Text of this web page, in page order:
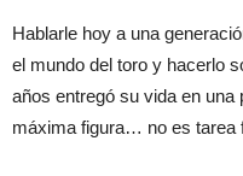
Hablarle hoy a una
el mundo del toro y hacerlo
años entregó su vida en una
máxima figura… no es tarea